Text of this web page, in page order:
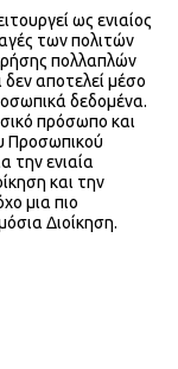
ως ενιαίος
των πολιτών
πολλαπλών
δεν αποτελεί μέσο
δεδομένα.
πρόσωπο και
Προσωπικού
την ενιαία
και την
μια πιο
Διοίκηση.